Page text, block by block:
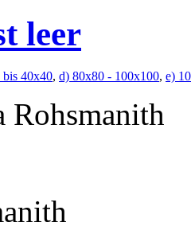
leer
bis 40x40, d) 80x80 - 100x100, e)